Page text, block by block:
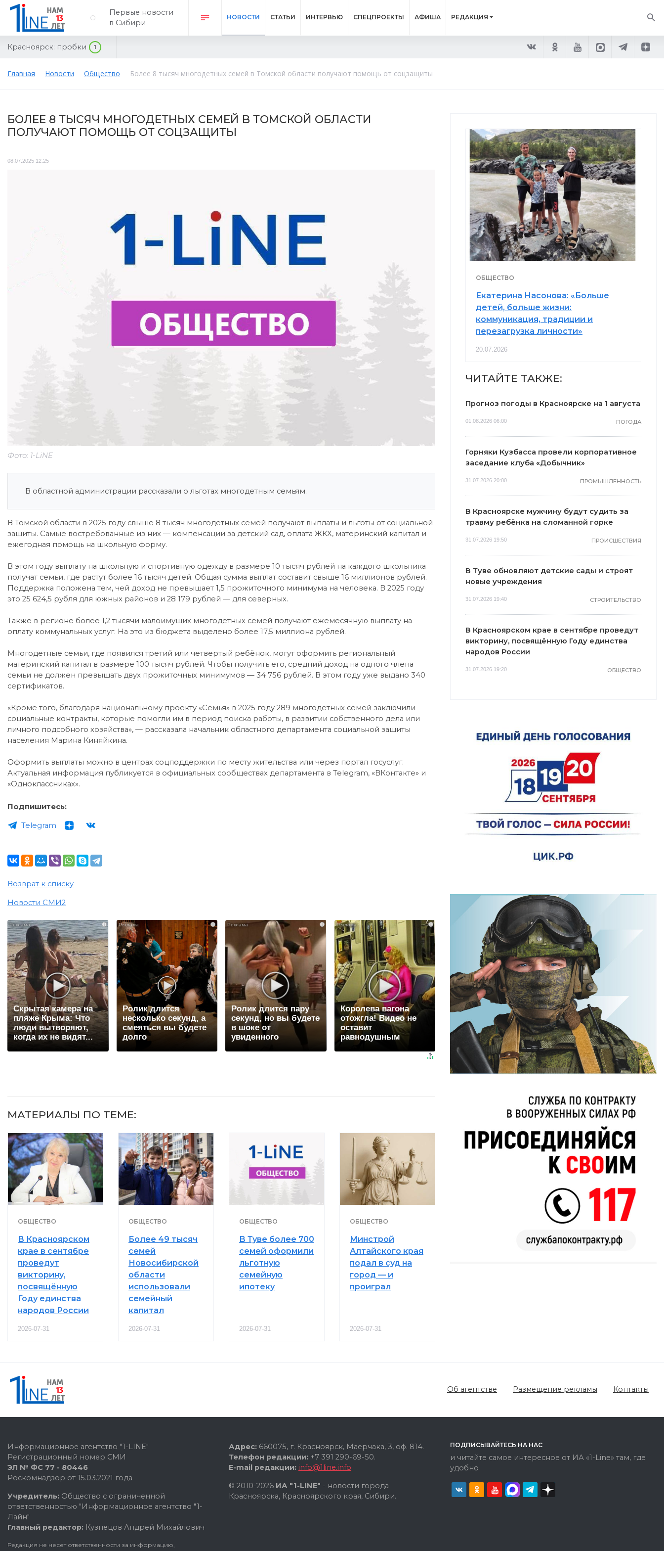
Первые новости
в Сибири
НОВОСТИ СТАТЬИ ИНТЕРВЬЮ СПЕЦПРОЕКТЫ АФИША РЕДАКЦИЯ
Красноярск: пробки 1
Главная Новости Общество Более 8 тысяч многодетных семей в Томской области получают помощь от соцзащиты
БОЛЕЕ 8 ТЫСЯЧ МНОГОДЕТНЫХ СЕМЕЙ В ТОМСКОЙ ОБЛАСТИ
ПОЛУЧАЮТ ПОМОЩЬ ОТ СОЦЗАЩИТЫ
08.07.2025 12:25
Фото: 1-LiNE
В областной администрации рассказали о льготах многодетным семьям.
В Томской области в 2025 году свыше 8 тысяч многодетных семей получают выплаты и льготы от социальной
защиты. Самые востребованные из них — компенсации за детский сад, оплата ЖКХ, материнский капитал и
ежегодная помощь на школьную форму.
В этом году выплату на школьную и спортивную одежду в размере 10 тысяч рублей на каждого школьника
получат семьи, где растут более 16 тысяч детей. Общая сумма выплат составит свыше 16 миллионов рублей.
Поддержка положена тем, чей доход не превышает 1,5 прожиточного минимума на человека. В 2025 году
это 25 624,5 рубля для южных районов и 28 179 рублей — для северных.
Также в регионе более 1,2 тысячи малоимущих многодетных семей получают ежемесячную выплату на
оплату коммунальных услуг. На это из бюджета выделено более 17,5 миллиона рублей.
Многодетные семьи, где появился третий или четвертый ребёнок, могут оформить региональный
материнский капитал в размере 100 тысяч рублей. Чтобы получить его, средний доход на одного члена
семьи не должен превышать двух прожиточных минимумов — 34 756 рублей. В этом году уже выдано 340
сертификатов.
«Кроме того, благодаря национальному проекту «Семья» в 2025 году 289 многодетных семей заключили
социальные контракты, которые помогли им в период поиска работы, в развитии собственного дела или
личного подсобного хозяйства», — рассказала начальник областного департамента социальной защиты
населения Марина Киняйкина.
Оформить выплаты можно в центрах соцподдержки по месту жительства или через портал госуслуг.
Актуальная информация публикуется в официальных сообществах департамента в Telegram, «ВКонтакте» и
«Одноклассниках».
Подпишитесь:
Telegram
Возврат к списку
Новости СМИ2
i
Скрытая камера на
пляже Крыма: Что
люди вытворяют,
когда их не видят...
i
Ролик длится
несколько секунд, а
смеяться вы будете
долго
i
Ролик длится пару
секунд, но вы будете
в шоке от
увиденного
i
Королева вагона
отожгла! Видео не
оставит
равнодушным
МАТЕРИАЛЫ ПО ТЕМЕ:
ОБЩЕСТВО
В Красноярском
крае в сентябре
проведут
викторину,
посвящённую
Году единства
народов России
2026-07-31
ОБЩЕСТВО
Более 49 тысяч
семей
Новосибирской
области
использовали
семейный
капитал
2026-07-31
ОБЩЕСТВО
В Туве более 700
семей оформили
льготную
семейную
ипотеку
2026-07-31
ОБЩЕСТВО
Минстрой
Алтайского края
подал в суд на
город — и
проиграл
2026-07-31
ОБЩЕСТВО
Екатерина Насонова: «Больше
детей, больше жизни:
коммуникация, традиции и
перезагрузка личности»
20.07.2026
ЧИТАЙТЕ ТАКЖЕ:
Прогноз погоды в Красноярске на 1 августа
01.08.2026 06:00 ПОГОДА
Горняки Кузбасса провели корпоративное
заседание клуба «Добычник»
31.07.2026 20:00 ПРОМЫШЛЕННОСТЬ
В Красноярске мужчину будут судить за
травму ребёнка на сломанной горке
31.07.2026 19:50 ПРОИСШЕСТВИЯ
В Туве обновляют детские сады и строят
новые учреждения
31.07.2026 19:40 СТРОИТЕЛЬСТВО
В Красноярском крае в сентябре проведут
викторину, посвящённую Году единства
народов России
31.07.2026 19:20 ОБЩЕСТВО
Об агентстве Размещение рекламы Контакты
Информационное агентство "1-LINE"
Регистрационный номер СМИ
ЭЛ № ФС 77 - 80446
Роскомнадзор от 15.03.2021 года
Учредитель: Общество с ограниченной
ответственностью "Информационное агентство "1-
Лайн"
Главный редактор: Кузнецов Андрей Михайлович
Редакция не несет ответственности за информацию,
Адрес: 660075, г. Красноярск, Маерчака, 3, оф. 814.
Телефон редакции: +7 391 290-69-50.
E-mail редакции: info@1line.info
© 2010-2026 ИА "1-LINE" - новости города
Красноярска, Красноярского края, Сибири.
ПОДПИСЫВАЙТЕСЬ НА НАС
и читайте самое интересное от ИА «1-Line» там, где
удобно